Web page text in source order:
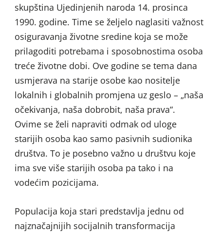
skupština Ujedinjenih naroda 14. prosinca
1990. godine. Time se željelo naglasiti važnost
osiguravanja životne sredine koja se može
prilagoditi potrebama i sposobnostima osoba
treće životne dobi. Ove godine se tema dana
usmjerava na starije osobe kao nositelje
lokalnih i globalnih promjena uz geslo – „naša
očekivanja, naša dobrobit, naša prava“.
Ovime se želi napraviti odmak od uloge
starijih osoba kao samo pasivnih sudionika
društva. To je posebno važno u društvu koje
ima sve više starijih osoba pa tako i na
vodećim pozicijama.
Populacija koja stari predstavlja jednu od
najznačajnijih socijalnih transformacija